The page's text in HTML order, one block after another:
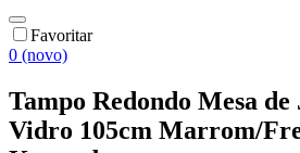
Favoritar
0 (novo)
Tampo Redondo Mesa
Vidro 105cm Marrom/